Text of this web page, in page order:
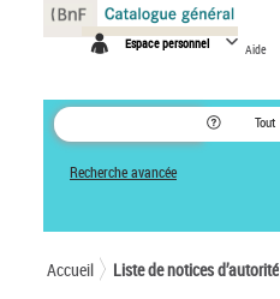
Espace personnel Aide
Tout
Recherche avancée
Accueil Liste de notices d’autorité
Panneau de gestion des cookies